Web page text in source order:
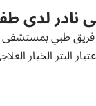
نادر لدى
طبي
البتر الخيار